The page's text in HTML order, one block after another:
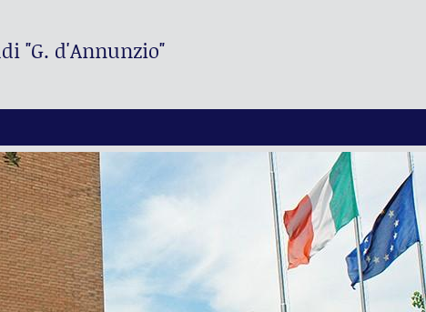
"G. d'Annunzio"